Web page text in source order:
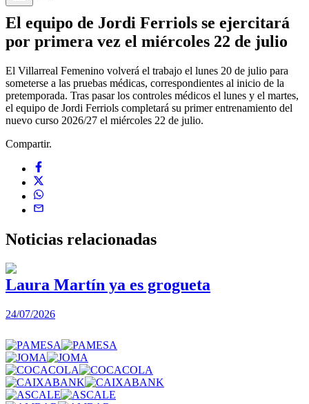
El equipo de Jordi Ferriols se ejercitará
por primera vez el miércoles 22 de julio
El Villarreal Femenino volverá el trabajo el lunes 20 de julio para
someterse a las pruebas médicas, correspondientes al inicio de la
pretemporada. Tras pasar los controles médicos el lunes y el martes,
el equipo de Jordi Ferriols completará su primer entrenamiento del
nuevo curso 2026/27 el miércoles 22 de julio.
Compartir.
Noticias relacionadas
Laura Martín ya es grogueta
24/07/2026